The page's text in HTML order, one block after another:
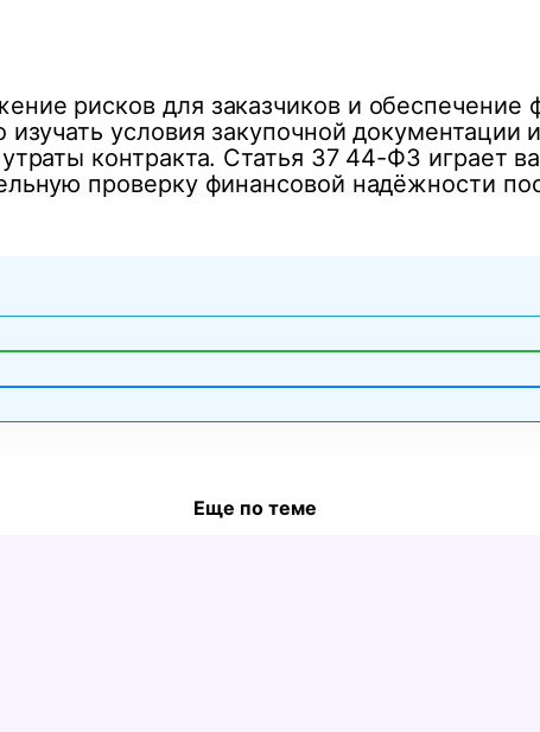
рисков для заказчиков и обеспечение
условия закупочной документации
контракта. Статья 37 44-ФЗ играет
проверку финансовой надёжности
Еще по теме